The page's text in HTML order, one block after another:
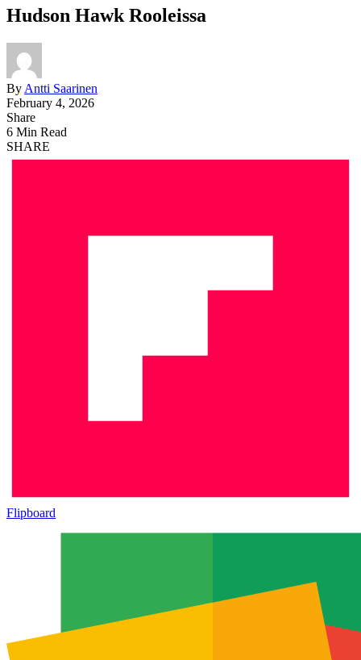
Hudson Hawk Rooleissa
By Antti Saarinen
February 4, 2026
Share
6 Min Read
SHARE
Flipboard